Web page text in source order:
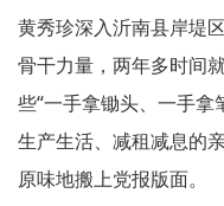
黄秀珍深入沂南县岸堤
骨干力量，两年多时间
些“一手拿锄头、一手拿
生产生活、减租减息的
原味地搬上党报版面。